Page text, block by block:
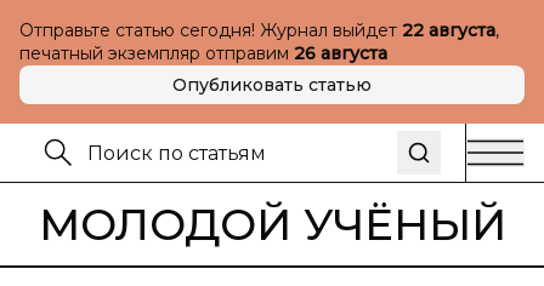
Отправьте статью сегодня! Журнал выйдет 22 августа,
печатный экземпляр отправим 26 августа
Опубликовать статью
МОЛОДОЙ УЧЁНЫЙ